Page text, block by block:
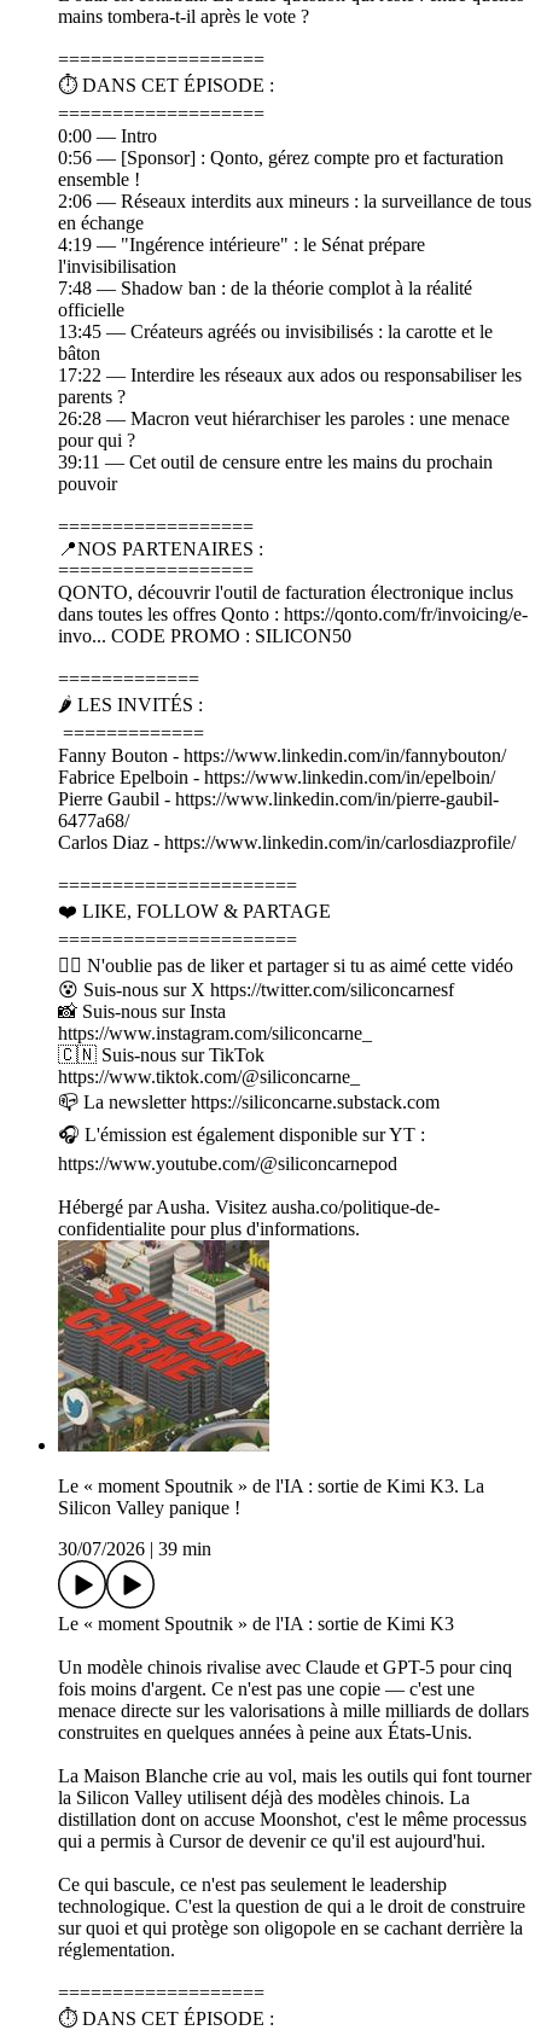
mains tombera-t-il après le vote ?
===================
⏱️ DANS CET ÉPISODE :
===================
0:00 — Intro
0:56 — [Sponsor] : Qonto, gérez compte pro et facturation
ensemble !
2:06 — Réseaux interdits aux mineurs : la surveillance de tous
en échange
4:19 — "Ingérence intérieure" : le Sénat prépare
l'invisibilisation
7:48 — Shadow ban : de la théorie complot à la réalité
officielle
13:45 — Créateurs agréés ou invisibilisés : la carotte et le
bâton
17:22 — Interdire les réseaux aux ados ou responsabiliser les
parents ?
26:28 — Macron veut hiérarchiser les paroles : une menace
pour qui ?
39:11 — Cet outil de censure entre les mains du prochain
pouvoir
==================
📍NOS PARTENAIRES :
==================
QONTO, découvrir l'outil de facturation électronique inclus
dans toutes les offres Qonto : https://qonto.com/fr/invoicing/e-
invo... CODE PROMO : SILICON50
=============
🌶️ LES INVITÉS :
=============
Fanny Bouton - https://www.linkedin.com/in/fannybouton/
Fabrice Epelboin - https://www.linkedin.com/in/epelboin/
Pierre Gaubil - https://www.linkedin.com/in/pierre-gaubil-
6477a68/
Carlos Diaz - https://www.linkedin.com/in/carlosdiazprofile/
======================
❤️ LIKE, FOLLOW & PARTAGE
======================
👍🏽 N'oublie pas de liker et partager si tu as aimé cette vidéo
😵 Suis-nous sur X https://twitter.com/siliconcarnesf
📸 Suis-nous sur Insta
https://www.instagram.com/siliconcarne_
🇨🇳 Suis-nous sur TikTok
https://www.tiktok.com/@siliconcarne_
📪 La newsletter https://siliconcarne.substack.com
🎧 L'émission est également disponible sur YT :
https://www.youtube.com/@siliconcarnepod
Hébergé par Ausha. Visitez ausha.co/politique-de-
confidentialite pour plus d'informations.
Le « moment Spoutnik » de l'IA : sortie de Kimi K3. La
Silicon Valley panique !
30/07/2026
39 min
Le « moment Spoutnik » de l'IA : sortie de Kimi K3
Un modèle chinois rivalise avec Claude et GPT-5 pour cinq
fois moins d'argent. Ce n'est pas une copie — c'est une
menace directe sur les valorisations à mille milliards de dollars
construites en quelques années à peine aux États-Unis.
La Maison Blanche crie au vol, mais les outils qui font tourner
la Silicon Valley utilisent déjà des modèles chinois. La
distillation dont on accuse Moonshot, c'est le même processus
qui a permis à Cursor de devenir ce qu'il est aujourd'hui.
Ce qui bascule, ce n'est pas seulement le leadership
technologique. C'est la question de qui a le droit de construire
sur quoi et qui protège son oligopole en se cachant derrière la
réglementation.
===================
⏱️ DANS CET ÉPISODE :